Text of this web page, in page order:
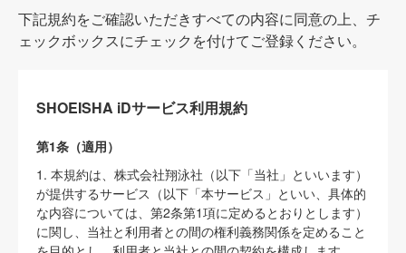
下記規約をご確認いただきすべての内容に同意の上、チ
ェックボックスにチェックを付けてご登録ください。
SHOEISHA iDサービス利用規約
第1条（適用）
1. 本規約は、株式会社翔泳社（以下「当社」といいます）
が提供するサービス（以下「本サービス」といい、具体的
な内容については、第2条第1項に定めるとおりとします）
に関し、当社と利用者との間の権利義務関係を定めること